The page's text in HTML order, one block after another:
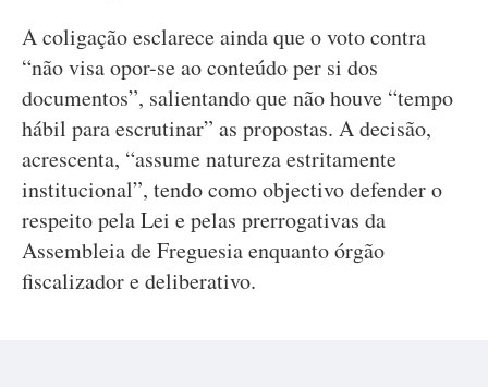
A coligação esclarece ainda que o voto contra
“não visa opor-se ao conteúdo per si dos
documentos”, salientando que não houve “tempo
hábil para escrutinar” as propostas. A decisão,
acrescenta, “assume natureza estritamente
institucional”, tendo como objectivo defender o
respeito pela Lei e pelas prerrogativas da
Assembleia de Freguesia enquanto órgão
fiscalizador e deliberativo.